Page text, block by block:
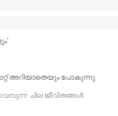
മാറ്റ് അറിയാതെയും പോകുന്നു.
ചില ജീവിതങ്ങൾ.